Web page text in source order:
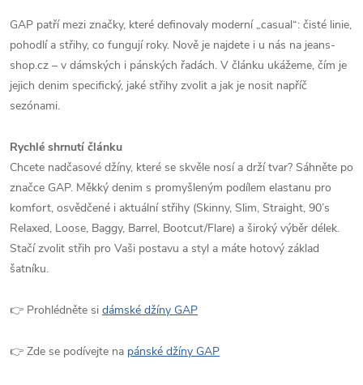
GAP patří mezi značky, které definovaly moderní „casual“: čisté linie,
pohodlí a střihy, co fungují roky. Nově je najdete i u nás na jeans-
shop.cz – v dámských i pánských řadách. V článku ukážeme, čím je
jejich denim specifický, jaké střihy zvolit a jak je nosit napříč
sezónami.
Rychlé shrnutí článku
Chcete nadčasové džíny, které se skvěle nosí a drží tvar? Sáhněte po
značce GAP. Měkký denim s promyšleným podílem elastanu pro
komfort, osvědčené i aktuální střihy (Skinny, Slim, Straight, 90’s
Relaxed, Loose, Baggy, Barrel, Bootcut/Flare) a široký výběr délek.
Stačí zvolit střih pro Vaši postavu a styl a máte hotový základ
šatníku.
👉 Prohlédněte si dámské džíny GAP
👉 Zde se podívejte na pánské džíny GAP